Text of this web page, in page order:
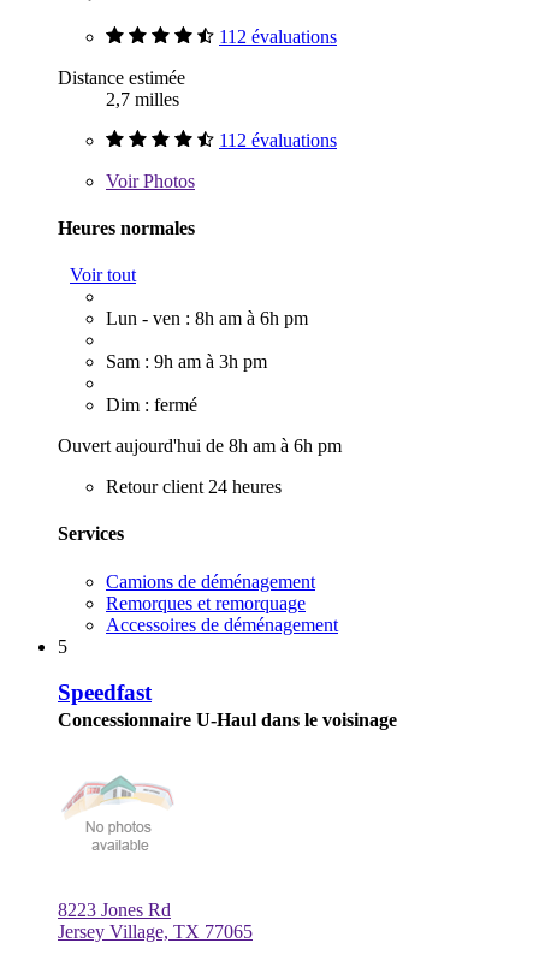
112 évaluations
Distance estimée
2,7 milles
112 évaluations
VoirPhotos
Heures normales
Voir tout
Lun - ven : 8h am à 6h pm
Sam : 9h am à 3h pm
Dim : fermé
Ouvert aujourd'hui de 8h am à 6h pm
Retour client 24 heures
Services
Camions de déménagement
Remorques et remorquage
Accessoires de déménagement
5
Speedfast
Concessionnaire U-Haul dans le voisinage
8223 Jones Rd
Jersey Village, TX 77065